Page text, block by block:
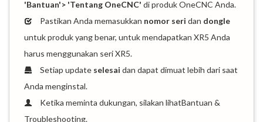
'Bantuan'> 'Tentang OneCNC' di produk OneCNC Anda.
Pastikan Anda memasukkan nomor seri dan dongle
untuk produk yang benar, untuk mendapatkan XR5 Anda
harus menggunakan seri XR5.
Setiap update selesai dan dapat dimuat lebih dari saat
Anda menginstal.
Ketika meminta dukungan, silakan lihatBantuan &
Troubleshooting.